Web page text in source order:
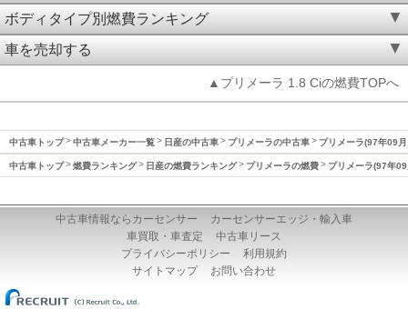
ボディタイプ別燃費ランキング
車を売却する
▲プリメーラ 1.8 Ciの燃費TOPへ
中古車トップ 中古車メーカー一覧 日産の中古車 プリメーラの中古車 プリメーラ(97年09
中古車トップ 燃費ランキング 日産の燃費ランキング プリメーラの燃費 プリメーラ(97年
中古車情報ならカーセンサー
カーセンサーエッジ・輸入車
車買取・車査定
中古車リース
プライバシーポリシー
利用規約
サイトマップ
お問い合わせ